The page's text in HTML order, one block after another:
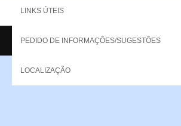
LINKS ÚTEIS
PEDIDO DE INFORMAÇÕES/SUGESTÕES
LOCALIZAÇÃO
Copyright - 2013 NERPOR. All rights reserved.